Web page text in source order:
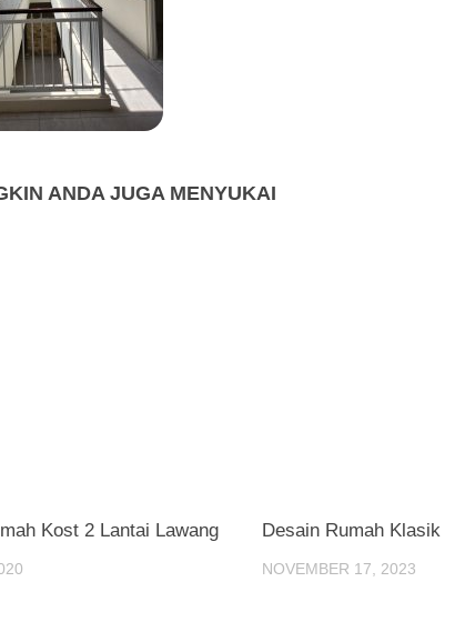
ANDA JUGA MENYUKAI
Kost 2 Lantai Lawang Desain Rumah Klasik
NOVEMBER 17, 2023